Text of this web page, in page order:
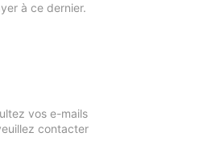
à ce dernier.
vos e-mails
contacter